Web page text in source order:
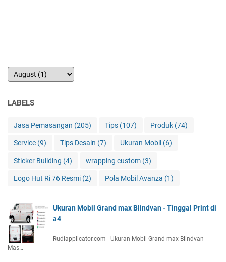
LABELS
Jasa Pemasangan (205) Tips (107) Produk (74)
Service (9) Tips Desain (7) Ukuran Mobil (6)
Sticker Building (4) wrapping custom (3)
Logo Hut Ri 76 Resmi (2) Pola Mobil Avanza (1)
Ukuran Mobil Grand max Blindvan - Tinggal Print di
a4
Rudiapplicator.com Ukuran Mobil Grand max Blindvan -
Mas…